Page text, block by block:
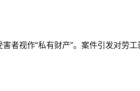
者视作“私有财产”。案件引发对劳工